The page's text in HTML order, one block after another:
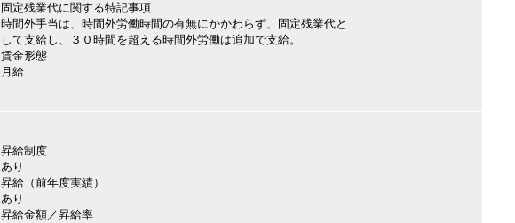
固定残業代に関する特記事項
時間外手当は、時間外労働時間の有無にかかわらず、固定残業代と
して支給し、３０時間を超える時間外労働は追加で支給。
賃金形態
月給
昇給制度
あり
昇給（前年度実績）
あり
昇給金額／昇給率